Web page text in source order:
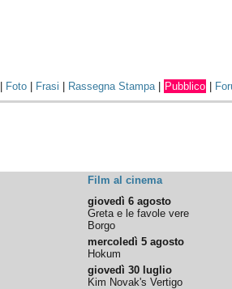
Foto Frasi Rassegna Stampa| Pubblico
Film al cinema
giovedì 6 agosto
Greta e le favole vere
Borgo
mercoledì 5 agosto
Hokum
giovedì 30 luglio
Kim Novak's Vertigo